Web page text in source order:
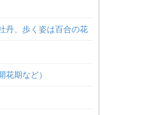
丹、歩く姿は百合の花
花期など）